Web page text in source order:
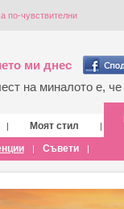
по-чувствителни
ми днес
на миналото е,
| Моят стил |
| Съвети |